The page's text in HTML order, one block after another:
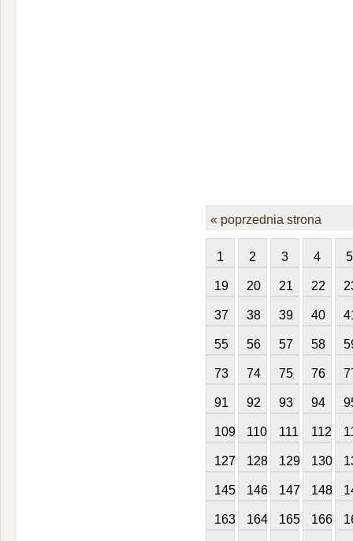
« poprzednia strona
1 2 3 4 5
19 20 21 22
37 38 39 40
55 56 57 58
73 74 75 76
91 92 93 94
109 110 111 112
127 128 129 130
145 146 147 148
163 164 165 166